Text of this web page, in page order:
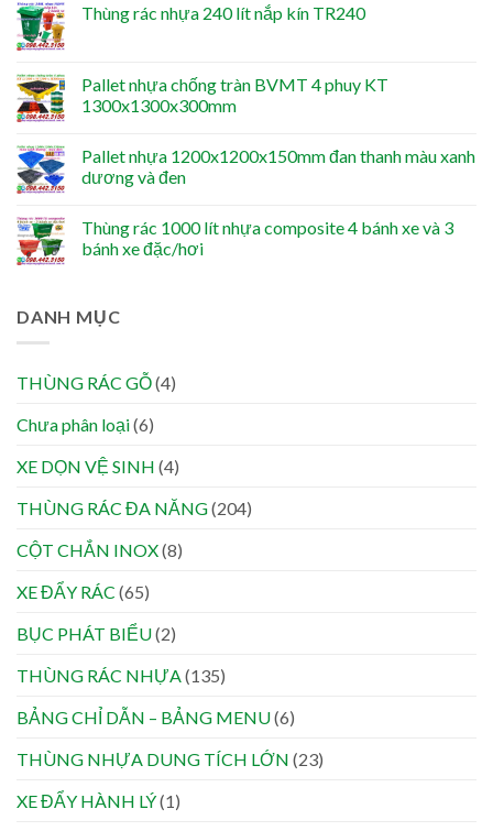
Thùng rác nhựa 240 lít nắp kín TR240
Pallet nhựa chống tràn BVMT 4 phuy KT
1300x1300x300mm
Pallet nhựa 1200x1200x150mm đan thanh màu xanh
dương và đen
Thùng rác 1000 lít nhựa composite 4 bánh xe và 3
bánh xe đặc/hơi
DANH MỤC
THÙNG RÁC GỖ(4)
Chưa phân loại(6)
XE DỌN VỆ SINH (4)
THÙNG RÁC ĐA NĂNG(204)
CỘT CHẮN INOX(8)
XE ĐẨY RÁC (65)
BỤC PHÁT BIỂU(2)
THÙNG RÁC NHỰA(135)
BẢNG CHỈ DẪN – BẢNG MENU(6)
THÙNG NHỰA DUNG TÍCH LỚN (23)
XE ĐẨY HÀNH LÝ(1)